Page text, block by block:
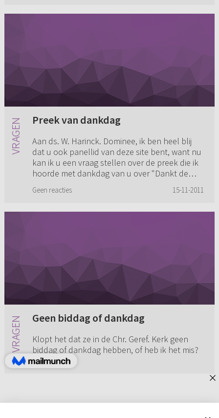
Preek van dankdag
Aan ds. W. Harinck. Dominee, ik ben heel blij
dat u ook panellid van deze site bent, want nu
kan ik u een vraag stellen over de preek die ik
hoorde met dankdag van u over "Dankt de
Geen reacties 15-11-2011
Geen biddag of dankdag
Klopt het dat ze in de Chr. Geref. Kerk geen
biddag of dankdag hebben, of heb ik het mis?